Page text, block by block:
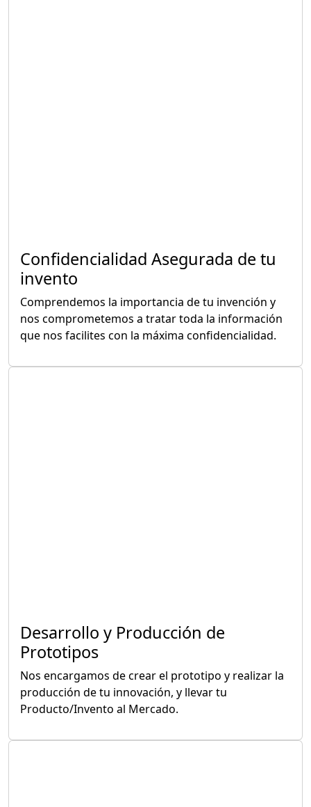
Confidencialidad Asegurada de tu
invento
Comprendemos la importancia de tu invención y
nos comprometemos a tratar toda la información
que nos facilites con la máxima confidencialidad.
Desarrollo y Producción de
Prototipos
Nos encargamos de crear el prototipo y realizar la
producción de tu innovación, y llevar tu
Producto/Invento al Mercado.